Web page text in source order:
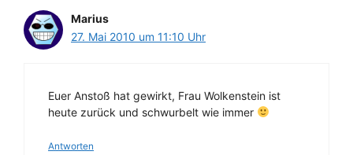
Marius
27. Mai 2010 um 11:10 Uhr
Euer Anstoß hat gewirkt, Frau Wolkenstein ist
heute zurück und schwurbelt wie immer
Antworten